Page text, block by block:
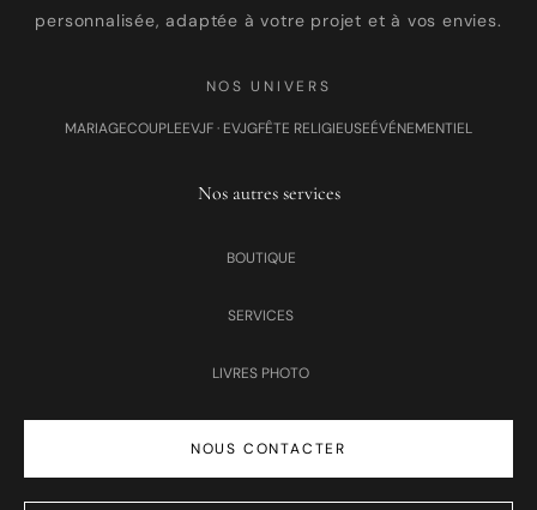
personnalisée, adaptée à votre projet et à vos envies.
NOS UNIVERS
MARIAGECOUPLEEVJF · EVJGFÊTE RELIGIEUSEÉVÉNEMENTIEL
Nos autres services
BOUTIQUE
SERVICES
LIVRES PHOTO
NOUS CONTACTER